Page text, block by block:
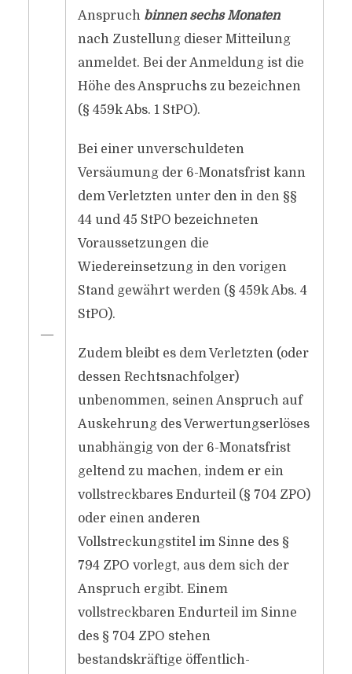
―
Anspruch binnen sechs Monaten
nach Zustellung dieser Mitteilung
anmeldet. Bei der Anmeldung ist die
Höhe des Anspruchs zu bezeichnen
(§ 459k Abs. 1 StPO).
Bei einer unverschuldeten
Versäumung der 6-Monatsfrist kann
dem Verletzten unter den in den §§
44 und 45 StPO bezeichneten
Voraussetzungen die
Wiedereinsetzung in den vorigen
Stand gewährt werden (§ 459k Abs. 4
StPO).
Zudem bleibt es dem Verletzten (oder
dessen Rechtsnachfolger)
unbenommen, seinen Anspruch auf
Auskehrung des Verwertungserlöses
unabhängig von der 6-Monatsfrist
geltend zu machen, indem er ein
vollstreckbares Endurteil (§ 704 ZPO)
oder einen anderen
Vollstreckungstitel im Sinne des §
794 ZPO vorlegt, aus dem sich der
Anspruch ergibt. Einem
vollstreckbaren Endurteil im Sinne
des § 704 ZPO stehen
bestandskräftige öffentlich-